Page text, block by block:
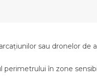
sau dronelor de
perimetrului în zone